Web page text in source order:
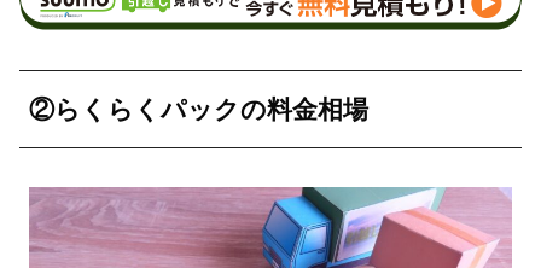
②らくらくパックの料金相場